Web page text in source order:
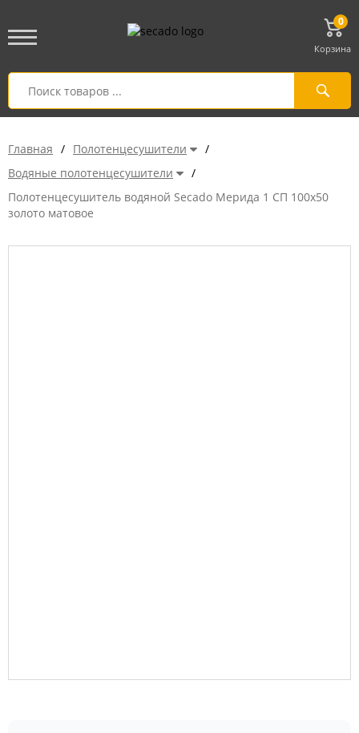
0
Корзина
Главная / Полотенцесушители
/
Водяные полотенцесушители
/
Полотенцесушитель водяной Secado Мерида 1 СП 100x50
золото матовое